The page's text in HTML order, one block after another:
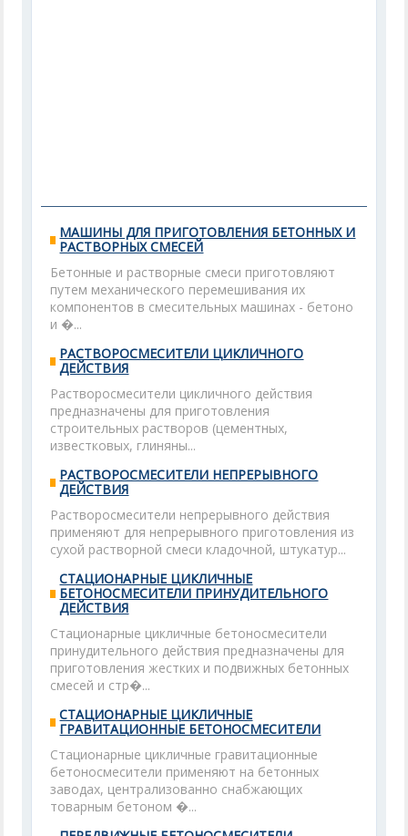
МАШИНЫ ДЛЯ ПРИГОТОВЛЕНИЯ БЕТОННЫХ И
РАСТВОРНЫХ СМЕСЕЙ
Бетонные и растворные смеси приготовляют
путем механического перемешивания их
компонентов в смесительных машинах - бетоно
и �...
РАСТВОРОСМЕСИТЕЛИ ЦИКЛИЧНОГО
ДЕЙСТВИЯ
Растворосмесители цикличного действия
предназначены для приготовления
строительных растворов (цементных,
известковых, глиняны...
РАСТВОРОСМЕСИТЕЛИ НЕПРЕРЫВНОГО
ДЕЙСТВИЯ
Растворосмесители непрерывного действия
применяют для непрерывного приготовления из
сухой растворной смеси кладочной, штукатур...
СТАЦИОНАРНЫЕ ЦИКЛИЧНЫЕ
БЕТОНОСМЕСИТЕЛИ ПРИНУДИТЕЛЬНОГО
ДЕЙСТВИЯ
Стационарные цикличные бетоносмесители
принудительного действия предназначены для
приготовления жестких и подвижных бетонных
смесей и стр�...
СТАЦИОНАРНЫЕ ЦИКЛИЧНЫЕ
ГРАВИТАЦИОННЫЕ БЕТОНОСМЕСИТЕЛИ
Стационарные цикличные гравитационные
бетоносмесители применяют на бетонных
заводах, централизованно снабжающих
товарным бетоном �...